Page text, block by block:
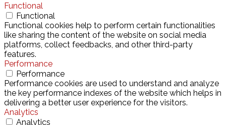
Functional
Functional
Functional cookies help to perform certain functionalities
like sharing the content of the website on social media
platforms, collect feedbacks, and other third-party
features.
Performance
Performance
Performance cookies are used to understand and analyze
the key performance indexes of the website which helps in
delivering a better user experience for the visitors.
Analytics
Analytics